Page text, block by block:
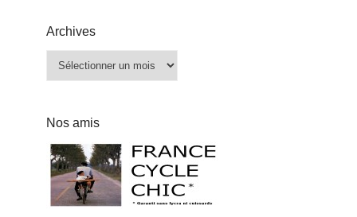
Archives
Archives
Nos amis